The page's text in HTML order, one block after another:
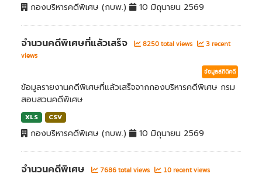
กองบริหารคดีพิเศษ (กบพ.) 10 มิถุนายน 2569
จำนวนคดีพิเศษที่แล้วเสร็จ 8250 total views
3 recent
views
ข้อมูลสถิติคดี
ข้อมูลรายงานคดีพิเศษที่แล้วเสร็จจากกองบริหารคดีพิเศษ กรม
สอบสวนคดีพิเศษ
XLS CSV
กองบริหารคดีพิเศษ (กบพ.) 10 มิถุนายน 2569
จำนวนคดีพิเศษ 7686 total views 10 recent views